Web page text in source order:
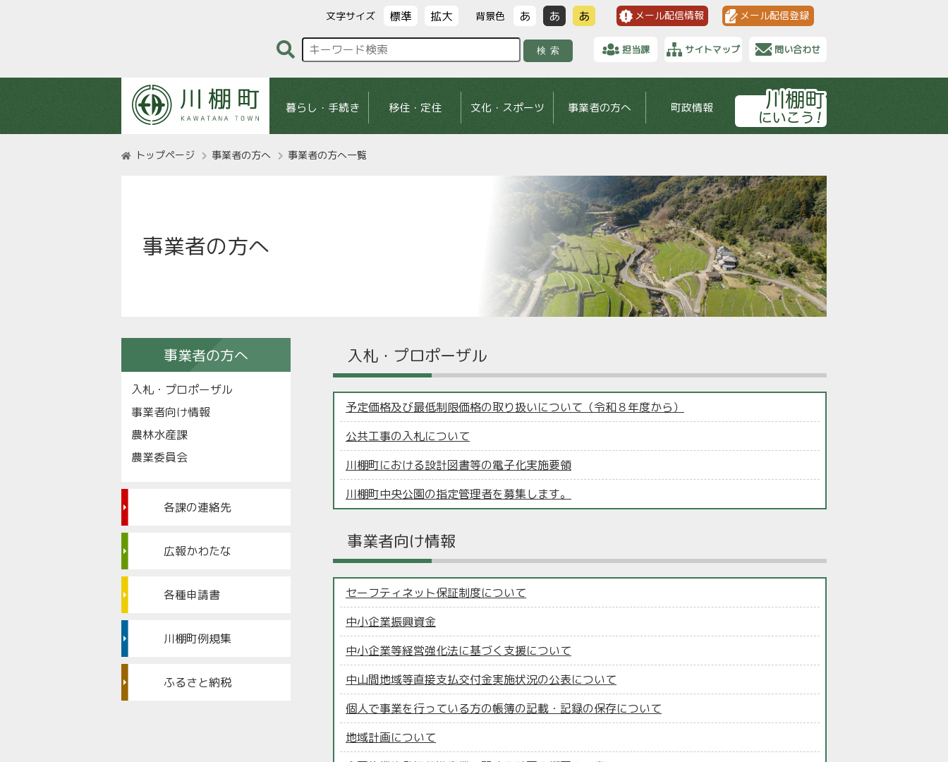
文字サイズ 標準 拡大 背景色 あ あ あ メール配信情報 メール配信登録
検索 担当課 サイトマップ 問い合わせ
暮らし・手続き 移住・定住 文化・スポーツ 事業者の方へ 町政情報
トップページ 事業者の方へ 事業者の方へ一覧
事業者の方へ
入札・プロポーザル
予定価格及び最低制限価格の取り扱いについて（令和８年度から）
公共工事の入札について
川棚町における設計図書等の電子化実施要領
川棚町中央公園の指定管理者を募集します。
事業者向け情報
セーフティネット保証制度について
中小企業振興資金
中小企業等経営強化法に基づく支援について
中山間地域等直接支払交付金実施状況の公表について
個人で事業を行っている方の帳簿の記載・記録の保存について
地域計画について
事業者の方へ
入札・プロポーザル
事業者向け情報
農林水産課
農業委員会
各課の連絡先
広報かわたな
各種申請書
川棚町例規集
ふるさと納税